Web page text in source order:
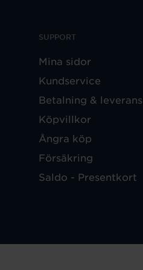
SUPPORT
Mina sidor
Kundservice
Betalning & leverans
Köpvillkor
Ångra köp
Försäkring
Saldo - Presentkort